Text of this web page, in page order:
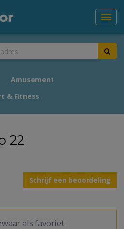
Amusement
& Fitness
22
Schrijf een beoordeling
als favoriet